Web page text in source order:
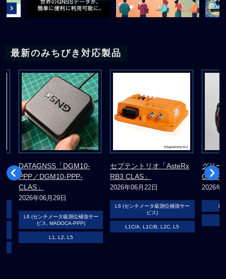
最新のみちびき対応製品
DATAGNSS「DGM10-
PPP／DGM10-PPP-
CLAS」
2026年06月29日
L6 (センチメータ級測位補強サー
ビス, MADOCA-PPP)
L1, L2, L5
セプテントリオ「AsteRx
RB3 CLAS」
2026年06月22日
L6 (センチメータ級測位補強サー
ビス)
L1C/A, L1C/B, L2C, L5
グリー
GOLF
2026年